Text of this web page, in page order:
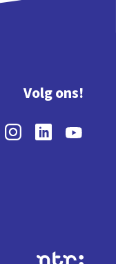
Volg ons!